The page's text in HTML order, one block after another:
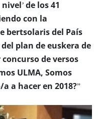
de los 41
con la
bertsolaris del País
plan de euskera de
de versos
ULMA, Somos
a hacer en 2018?”